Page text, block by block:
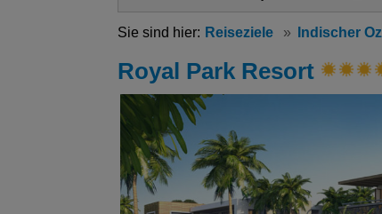
Reiseziele Indischer
Royal Park Resort